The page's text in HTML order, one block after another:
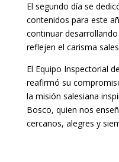
El segundo día se
contenidos para este
continuar
reflejen el carisma
El Equipo Inspectorial
reafirmó su
la misión salesiana
Bosco, quien nos
cercanos, alegres y